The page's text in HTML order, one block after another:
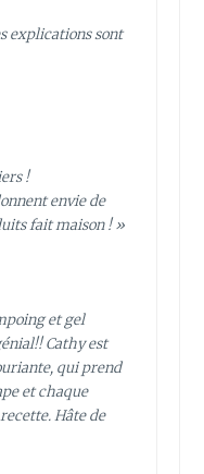
explications sont
!
envie de
fait maison ! »
et gel
Cathy est
qui prend
et chaque
Hâte de